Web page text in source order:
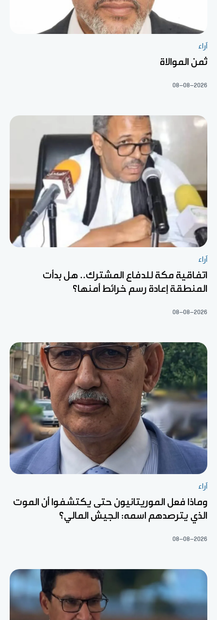
آراء
ثمن الموالاة
08-08-2026
آراء
اتفاقية مكة للدفاع المشترك.. هل بدأت
المنطقة إعادة رسم خرائط أمنها؟
08-08-2026
آراء
وماذا فعل الموريتانيون حتى يكتشفوا أن الموت
الذي يترصدهم اسمه: الجيش المالي؟
08-08-2026